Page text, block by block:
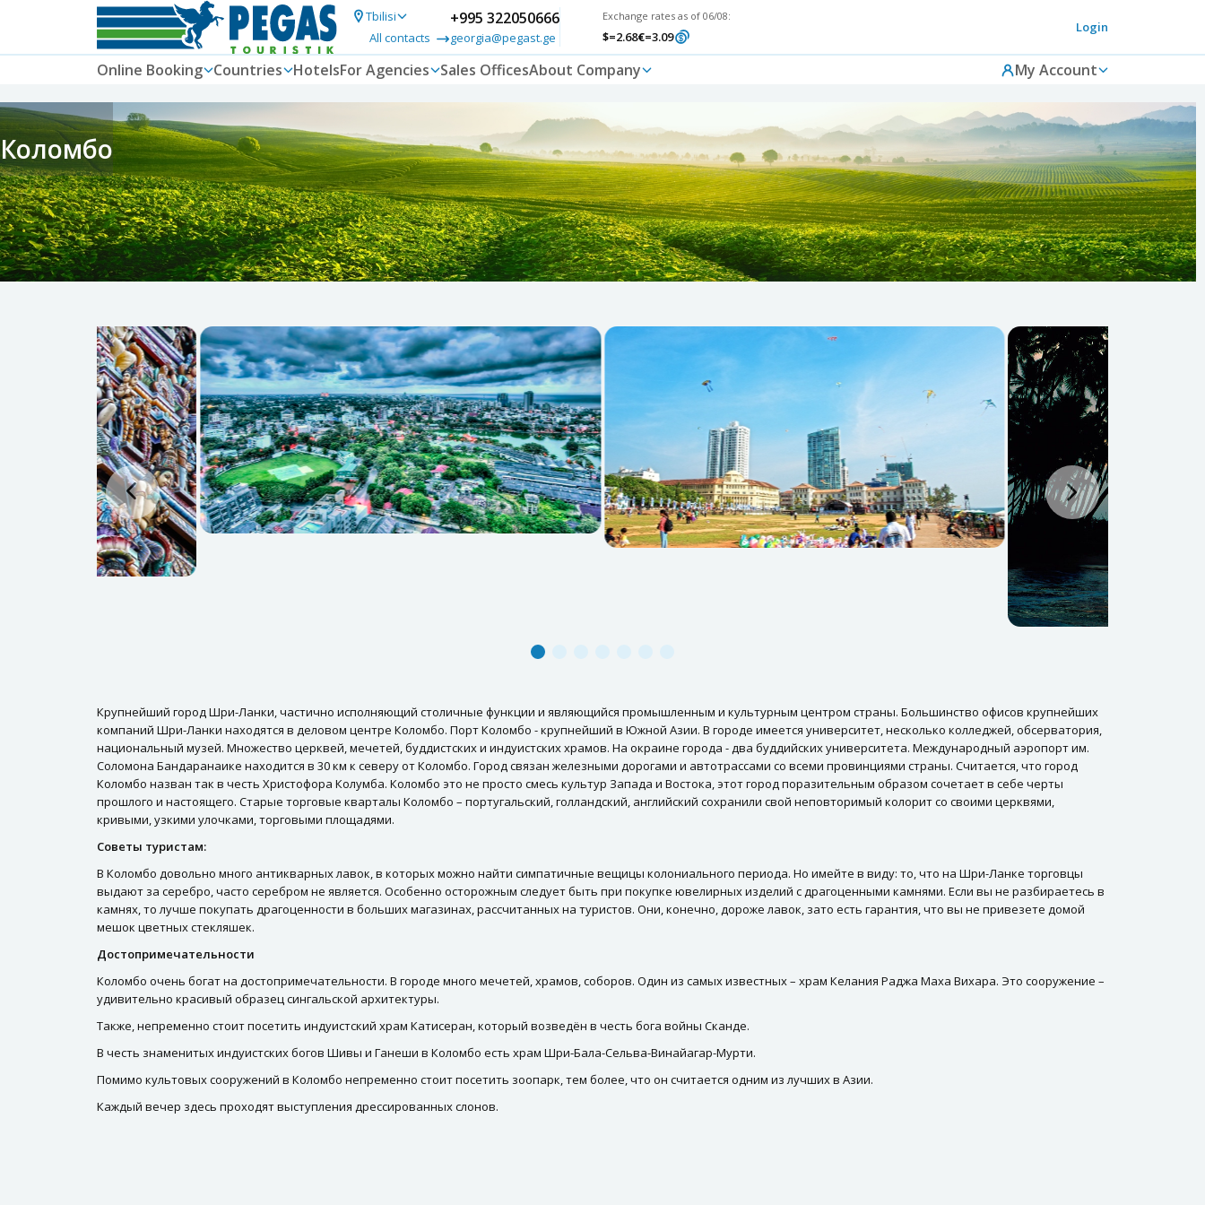
Tbilisi
All contacts
+995 322050666
georgia@pegast.ge
Exchange rates as of 06/08:
$=2.68€=3.09
Login
Online Booking Countries HotelsFor Agencies Sales OfficesAbout Company My Account
Коломбо
Крупнейший город Шри-Ланки, частично исполняющий столичные функции и являющийся промышленным и культурным центром страны. Большинство офисов крупнейших
компаний Шри-Ланки находятся в деловом центре Коломбо. Порт Коломбо - крупнейший в Южной Азии. В городе имеется университет, несколько колледжей, обсерватория,
национальный музей. Множество церквей, мечетей, буддистских и индуистских храмов. На окраине города - два буддийских университета. Международный аэропорт им.
Соломона Бандаранаике находится в 30 км к северу от Коломбо. Город связан железными дорогами и автотрассами со всеми провинциями страны. Считается, что город
Коломбо назван так в честь Христофора Колумба. Коломбо это не просто смесь культур Запада и Востока, этот город поразительным образом сочетает в себе черты
прошлого и настоящего. Старые торговые кварталы Коломбо – португальский, голландский, английский сохранили свой неповторимый колорит со своими церквями,
кривыми, узкими улочками, торговыми площадями.
Советы туристам:
В Коломбо довольно много антикварных лавок, в которых можно найти симпатичные вещицы колониального периода. Но имейте в виду: то, что на Шри-Ланке торговцы
выдают за серебро, часто серебром не является. Особенно осторожным следует быть при покупке ювелирных изделий с драгоценными камнями. Если вы не разбираетесь в
камнях, то лучше покупать драгоценности в больших магазинах, рассчитанных на туристов. Они, конечно, дороже лавок, зато есть гарантия, что вы не привезете домой
мешок цветных стекляшек.
Достопримечательности
Коломбо очень богат на достопримечательности. В городе много мечетей, храмов, соборов. Один из самых известных – храм Келания Раджа Маха Вихара. Это сооружение –
удивительно красивый образец сингальской архитектуры.
Также, непременно стоит посетить индуистский храм Катисеран, который возведён в честь бога войны Сканде.
В честь знаменитых индуистских богов Шивы и Ганеши в Коломбо есть храм Шри-Бала-Сельва-Винайагар-Мурти.
Помимо культовых сооружений в Коломбо непременно стоит посетить зоопарк, тем более, что он считается одним из лучших в Азии.
Каждый вечер здесь проходят выступления дрессированных слонов.